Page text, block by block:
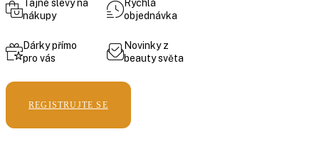
Tajné slevy na
nákupy
Rychlá
objednávka
Dárky přímo
pro vás
Novinky z
beauty světa
REGISTRUJTE SE